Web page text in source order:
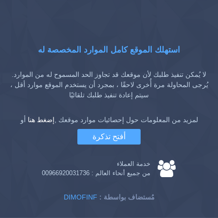
استهلك الموقع كامل الموارد المخصصة له
لا يُمكن تنفيذ طلبك لأن موقعك قد تجاوز الحد المسموح له من الموارد.
يُرجى المحاولة مرة أُخرى لاحقًا ، بمجرد أن يستخدم الموقع موارد أقل ،
سيتم إعادة تنفيذ طلبك تلقائيًا
لمزيد من المعلومات حول إحصائيات موارد موقعك ,إضغط هنا أو
أفتح تذكرة
خدمة العملاء
من جميع أنحاء العالم : 00966920031736
DIMOFINF : مُستضاف بواسطة